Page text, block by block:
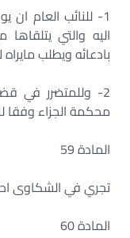
1- للنائب العام
اليه والتي
بادعائه ويطلب مايراه
2- وللمتضرر في
محكمة الجزاء وفقا
المادة 59
تجري في الشكاوى احكام المادة 27
المادة 60